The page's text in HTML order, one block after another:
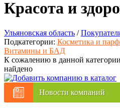
Красота и
Ульяновская область /
Подкатегории: Косметика и
Витамины и БАД
К сожалению в данной
найдено
Новости компаний